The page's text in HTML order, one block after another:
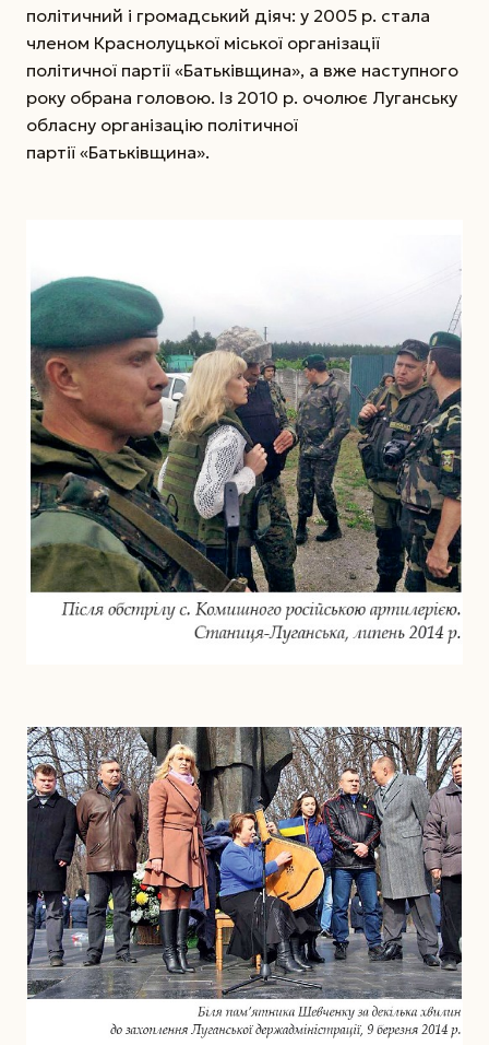
політичний і громадський діяч: у 2005 р. стала
членом Краснолуцької міської організації
політичної партії «Батьківщина», а вже наступного
року обрана головою. Із 2010 р. очолює Луганську
обласну організацію політичної
партії «Батьківщина».